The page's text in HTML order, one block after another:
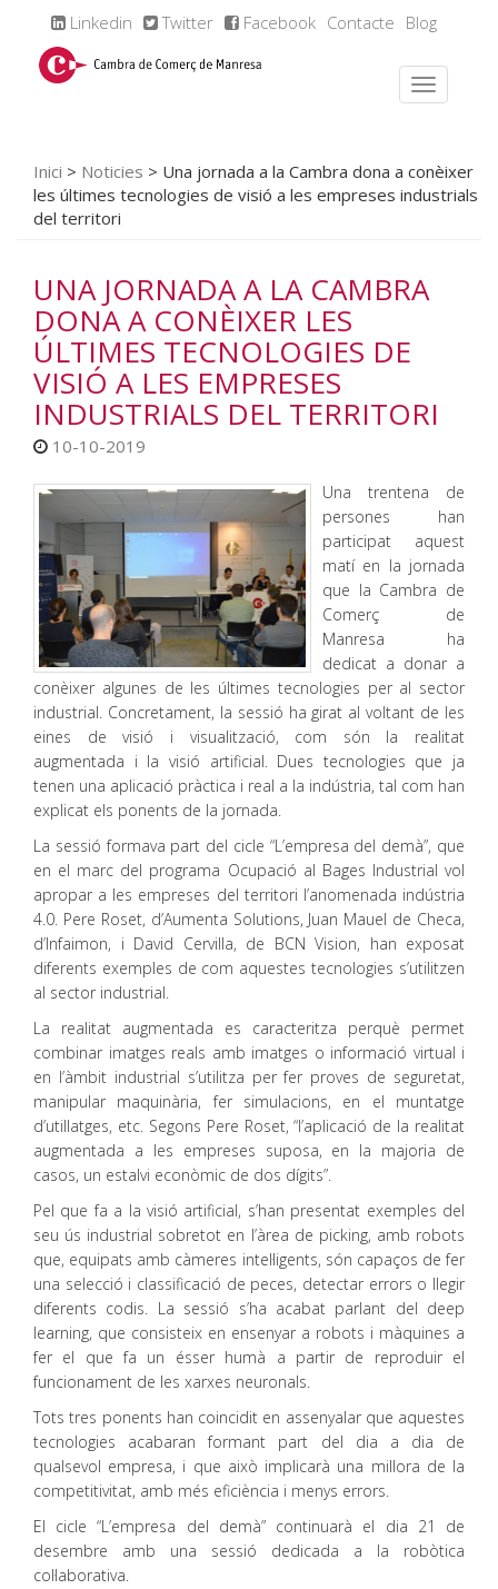
Linkedin Twitter Facebook Contacte Blog
Inici > Noticies > Una jornada a la Cambra dona a conèixer
les últimes tecnologies de visió a les empreses industrials
del territori
UNA JORNADA A LA CAMBRA
DONA A CONÈIXER LES
ÚLTIMES TECNOLOGIES DE
VISIÓ A LES EMPRESES
INDUSTRIALS DEL TERRITORI
10-10-2019
Una trentena de
persones han
participat aquest
matí en la jornada
que la Cambra de
Comerç de
Manresa ha
dedicat a donar a
conèixer algunes de les últimes tecnologies per al sector
industrial. Concretament, la sessió ha girat al voltant de les
eines de visió i visualització, com són la realitat
augmentada i la visió artificial. Dues tecnologies que ja
tenen una aplicació pràctica i real a la indústria, tal com han
explicat els ponents de la jornada.
La sessió formava part del cicle “L’empresa del demà”, que
en el marc del programa Ocupació al Bages Industrial vol
apropar a les empreses del territori l’anomenada indústria
4.0. Pere Roset, d’Aumenta Solutions, Juan Mauel de Checa,
d’Infaimon, i David Cervilla, de BCN Vision, han exposat
diferents exemples de com aquestes tecnologies s’utilitzen
al sector industrial.
La realitat augmentada es caracteritza perquè permet
combinar imatges reals amb imatges o informació virtual i
en l’àmbit industrial s’utilitza per fer proves de seguretat,
manipular maquinària, fer simulacions, en el muntatge
d’utillatges, etc. Segons Pere Roset, “l’aplicació de la realitat
augmentada a les empreses suposa, en la majoria de
casos, un estalvi econòmic de dos dígits”.
Pel que fa a la visió artificial, s’han presentat exemples del
seu ús industrial sobretot en l’àrea de picking, amb robots
que, equipats amb càmeres intel·ligents, són capaços de fer
una selecció i classificació de peces, detectar errors o llegir
diferents codis. La sessió s’ha acabat parlant del deep
learning, que consisteix en ensenyar a robots i màquines a
fer el que fa un ésser humà a partir de reproduir el
funcionament de les xarxes neuronals.
Tots tres ponents han coincidit en assenyalar que aquestes
tecnologies acabaran formant part del dia a dia de
qualsevol empresa, i que això implicarà una millora de la
competitivitat, amb més eficiència i menys errors.
El cicle “L’empresa del demà” continuarà el dia 21 de
desembre amb una sessió dedicada a la robòtica
col·laborativa.